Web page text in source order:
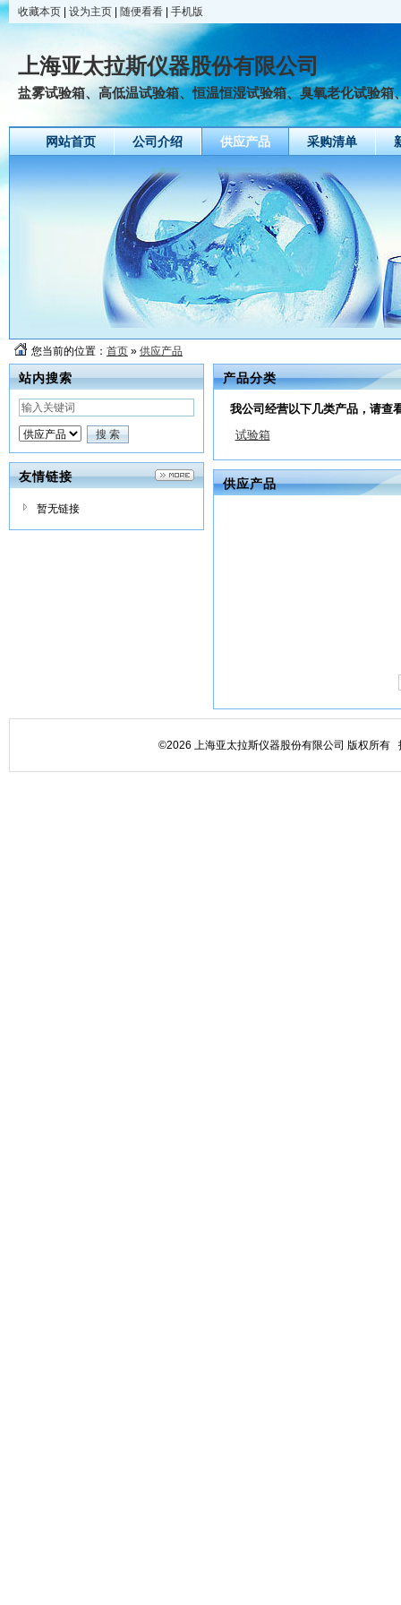
收藏本页 设为主页 随便看看 手机版
上海亚太拉斯仪器股份有限公司
盐雾试验箱、高低温试验箱、恒温恒湿试验箱、臭氧老化试验箱
网站首页 公司介绍 供应产品 采购清单
您当前的位置： 首页 » 供应产品
站内搜索
友情链接
暂无链接
产品分类
我公司经营以下几类产品，请查
试验箱
供应产品
©2026 上海亚太拉斯仪器股份有限公司 版权所有